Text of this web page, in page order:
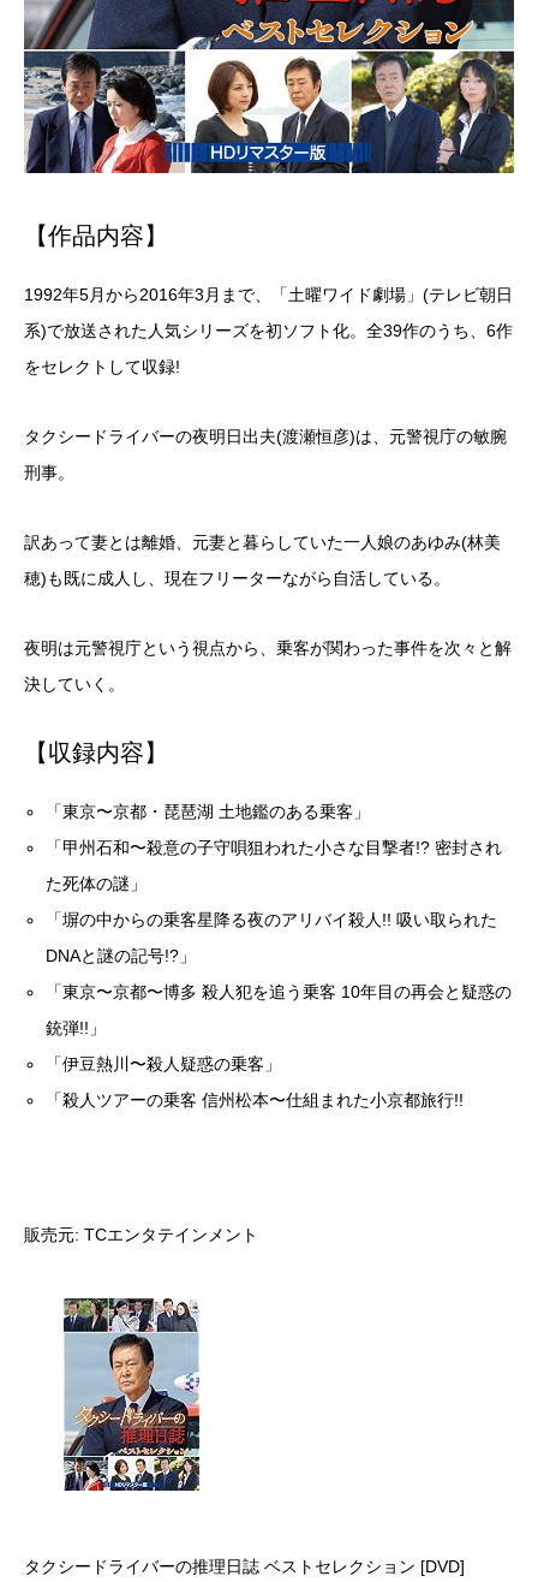
【作品内容】
1992年5月から2016年3月まで、「土曜ワイド劇場」(テレビ朝日
系)で放送された人気シリーズを初ソフト化。全39作のうち、6作
をセレクトして収録!
タクシードライバーの夜明日出夫(渡瀬恒彦)は、元警視庁の敏腕
刑事。
訳あって妻とは離婚、元妻と暮らしていた一人娘のあゆみ(林美
穂)も既に成人し、現在フリーターながら自活している。
夜明は元警視庁という視点から、乗客が関わった事件を次々と解
決していく。
【収録内容】
「東京〜京都・琵琶湖 土地鑑のある乗客」
「甲州石和〜殺意の子守唄狙われた小さな目撃者!? 密封され
た死体の謎」
「塀の中からの乗客星降る夜のアリバイ殺人!! 吸い取られた
DNAと謎の記号!?」
「東京〜京都〜博多 殺人犯を追う乗客 10年目の再会と疑惑の
銃弾!!」
「伊豆熱川〜殺人疑惑の乗客」
「殺人ツアーの乗客 信州松本〜仕組まれた小京都旅行!!
販売元: TCエンタテインメント
タクシードライバーの推理日誌 ベストセレクション [DVD]